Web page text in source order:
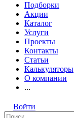
Подборки
Акции
Каталог
Услуги
Проекты
Контакты
Статьи
Калькуляторы
О компании
...
Войти